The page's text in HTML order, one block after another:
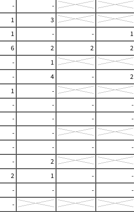
-
-
1
3
1 - - 1
6 2 2 2
-
1
- 4 - 2
1
-
- - - -
- - - -
-
-
- - - -
-
2
2 1 - -
- - - -
-